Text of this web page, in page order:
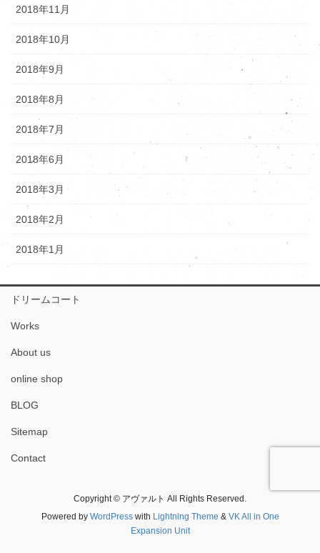
2018年11月
2018年10月
2018年9月
2018年8月
2018年7月
2018年6月
2018年3月
2018年2月
2018年1月
ドリームコート
Works
About us
online shop
BLOG
Sitemap
Contact
Copyright © アヴァルト All Rights Reserved.
Powered by WordPresswith Lightning Theme & VK All in One
Expansion Unit